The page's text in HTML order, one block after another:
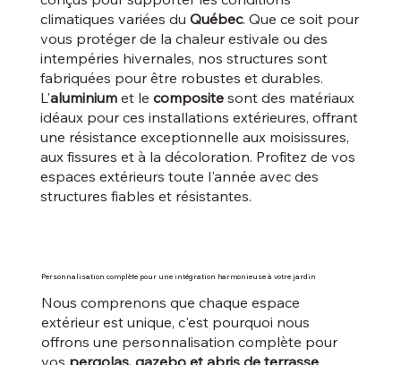
climatiques variées du Québec. Que ce soit pour
vous protéger de la chaleur estivale ou des
intempéries hivernales, nos structures sont
fabriquées pour être robustes et durables.
L'aluminiumet le compositesont des matériaux
idéaux pour ces installations extérieures, offrant
une résistance exceptionnelle aux moisissures,
aux fissures et à la décoloration. Profitez de vos
espaces extérieurs toute l'année avec des
structures fiables et résistantes.
Personnalisation complète pour une intégration harmonieuse à votre jardin
Nous comprenons que chaque espace
extérieur est unique, c'est pourquoi nous
offrons une personnalisation complète pour
vos pergolas, gazebo et abris de terrasse.